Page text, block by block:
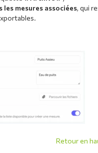
les mesures associées, qui
Retour en